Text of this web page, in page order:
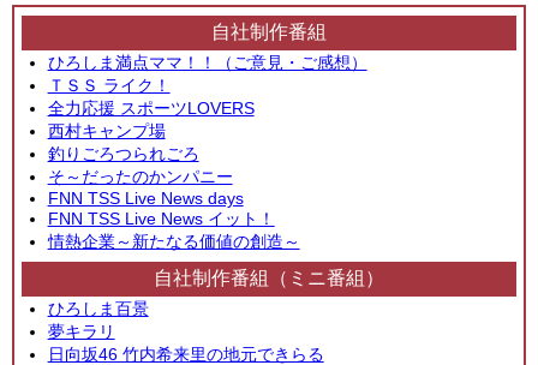
自社制作番組
ひろしま満点ママ！！（ご意見・ご感想）
ＴＳＳ ライク！
全力応援 スポーツLOVERS
西村キャンプ場
釣りごろつられごろ
そ～だったのかンパニー
FNN TSS Live News days
FNN TSS Live News イット！
情熱企業～新たなる価値の創造～
自社制作番組（ミニ番組）
ひろしま百景
夢キラリ
日向坂46 竹内希来里の地元できらる